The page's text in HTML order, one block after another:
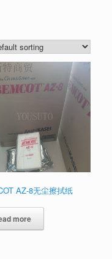
AZ-8无尘擦拭纸
more